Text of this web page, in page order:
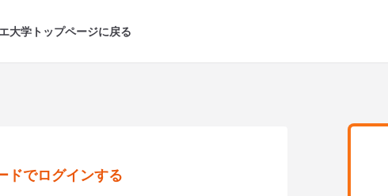
大学トップページに戻る
ドでログインする